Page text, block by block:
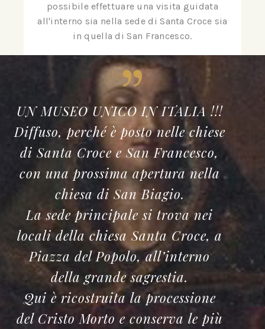
possibile effettuare una visita guidata
all'interno sia nella sede di Santa Croce sia
in quella di San Francesco.
UN MUSEO UNICO IN ITALIA !!!
Diffuso, perché è posto nelle chiese
di Santa Croce e San Francesco,
con una prossima apertura nella
chiesa di San Biagio.
La sede principale si trova nei
locali della chiesa Santa Croce, a
Piazza del Popolo, all’interno
della grande sagrestia.
Qui è ricostruita la processione
del Cristo Morto e conserva le più